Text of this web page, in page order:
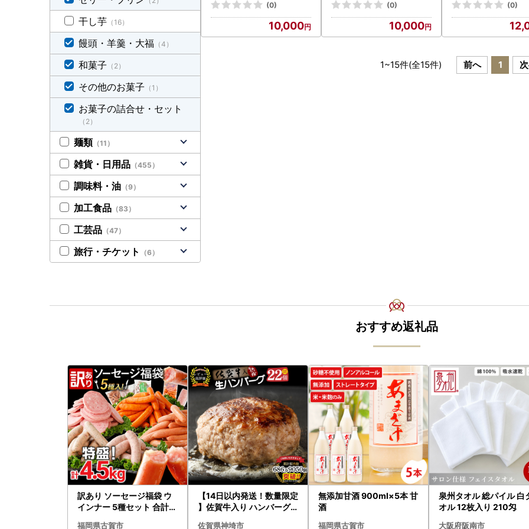
市 和菓子 まんじゅう 饅頭
加治木饅頭 酒まんじゅう
手づくり お菓子 おやつ ス
イーツ デザート お茶請け
(0)
10,000
免堂】姶良市 和菓子 まん
じゅう 饅頭 加治木饅頭 酒
まんじゅう 手づくり お菓
子 おやつ スイーツ デザー
菓子 セット 詰め合わせ 冷
(0)
10,000
子 スイーツ おやつ
ーツ 冷凍
(0)
1~15件(全15件) 前へ 1
干し芋 （16）
饅頭・羊羹・大福 （4）
和菓子 （2）
その他のお菓子 （1）
お菓子の詰合せ・セット
（2）
麺類 （11）
雑貨・日用品 （455）
調味料・油 （9）
加工食品 （83）
工芸品 （47）
旅行・チケット （6）
おすすめ返礼品
訳あり ソーセージ福袋 ウ
インナー 5種セット 合計4.
福岡県古賀市
【14日以内発送！数量限定
】佐賀牛入り ハンバーグ 2
佐賀県神埼市
無添加甘酒 900ml×5本 甘
酒
福岡県古賀市
泉州タオル 総パイル 白
オル 12枚入り 210匁
大阪府阪南市